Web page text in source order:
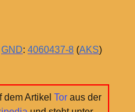
GND: 4060437-8 (AKS)
dem Artikel Tor aus der